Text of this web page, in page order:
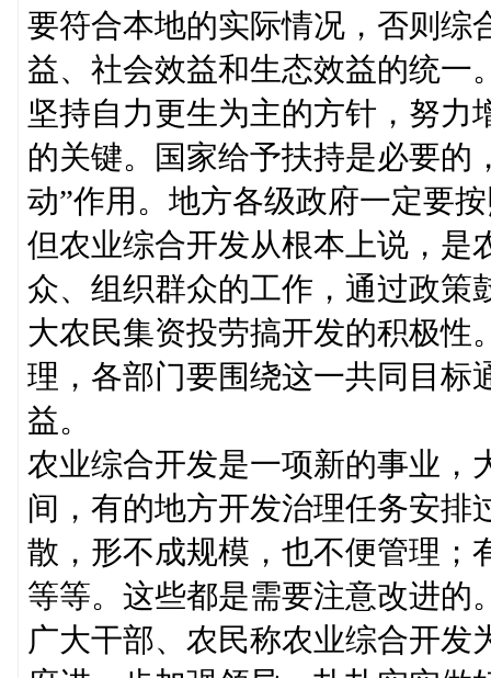
要符合本地的实际情况，否则综
益、社会效益和生态效益的统一
坚持自力更生为主的方针，努力
的关键。国家给予扶持是必要的
动”作用。地方各级政府一定要
但农业综合开发从根本上说，是
众、组织群众的工作，通过政策
大农民集资投劳搞开发的积极性
理，各部门要围绕这一共同目标
益。
农业综合开发是一项新的事业，
间，有的地方开发治理任务安排
散，形不成规模，也不便管理；
等等。这些都是需要注意改进的
广大干部、农民称农业综合开发